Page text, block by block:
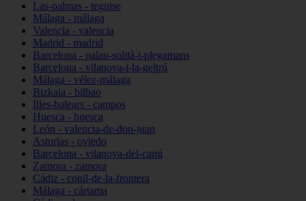
Las-palmas - teguise
Málaga - málaga
Valencia - valencia
Madrid - madrid
Barcelona - palau-solità-i-plegamans
Barcelona - vilanova-i-la-geltrú
Málaga - vélez-málaga
Bizkaia - bilbao
Illes-balears - campos
Huesca - huesca
León - valencia-de-don-juan
Asturias - oviedo
Barcelona - vilanova-del-camí
Zamora - zamora
Cádiz - conil-de-la-frontera
Málaga - cártama